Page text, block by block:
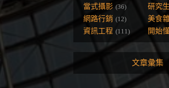
當式攝影 (36) 研究
網路行銷 (12) 美食
資訊工程 (111) 開始
文章彙集